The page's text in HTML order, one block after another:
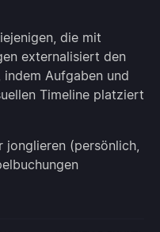
die mit
externalisiert den
Aufgaben und
Timeline platziert
jonglieren (persönlich,